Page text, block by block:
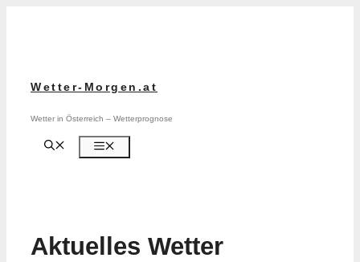
Wetter-Morgen.at
Wetter in Österreich – Wetterprognose
Aktuelles Wetter